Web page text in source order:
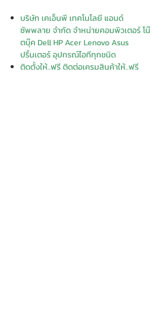
บริษัท เคเอ็นพี เทคโนโลยี แอนด์
ซัพพลาย จำกัด จำหน่ายคอมพิวเตอร์ โน๊
ตบุ๊ค Dell HP Acer Lenovo Asus
ปริ้นเตอร์ อุปกรณ์ไอทีทุกชนิด
ติดตั้งให้..ฟรี ติดต่อเครมสินค้าให้..ฟรี